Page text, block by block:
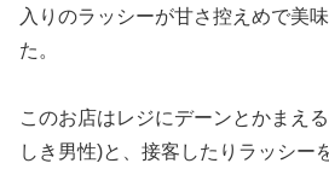
入りのラッシーが甘さ控えめで美
た。
このお店はレジにデーンとかまえ
しき男性)と、接客したりラッシー